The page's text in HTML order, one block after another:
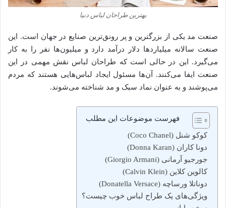
بهترین طراحان لباس دنیا
صنعت مد یکی از بزرگترین و پر رونق‌ترین صنایع در جهان است. این
صنعت سالانه میلیاردها دلار درآمد دارد و میلیون‌ها نفر را به کار
می‌گیرد. این در حالی است که طراحان لباس نقش مهمی در این
صنعت ایفا می‌کنند. آن‌ها مسئول ایجاد لباس‌هایی هستند که مردم
می‌پوشند و به عنوان نماد سبک و مد شناخته می‌شوند.
فهرست موضوعات این مطلب
کوکو شنل (Coco Chanel)
دونا کاران (Donna Karan)
جورجیو آرمانی (Giorgio Armani)
کالوین کلاین (Calvin Klein)
دوناتلا ورساچه (Donatella Versace)
ویژگی‌های یک طراح لباس خوب چیست؟